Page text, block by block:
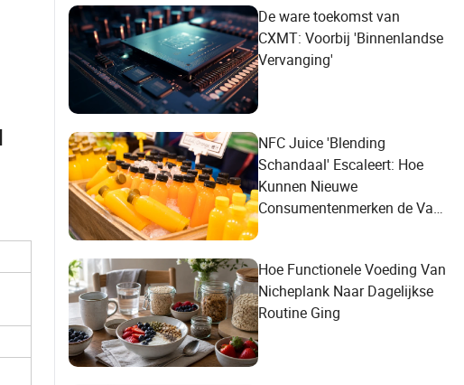
De ware toekomst van
CXMT: Voorbij 'Binnenlandse
Vervanging'
NFC Juice 'Blending
Schandaal' Escaleert: Hoe
Kunnen Nieuwe
Consumentenmerken de Val
Hoe Functionele Voeding Van
Nicheplank Naar Dagelijkse
Routine Ging